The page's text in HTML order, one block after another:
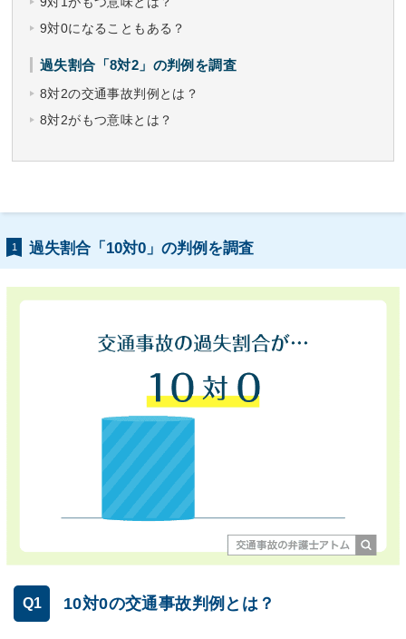
9対0になることもある？
過失割合「8対2」の判例を調査
8対2の交通事故判例とは？
8対2がもつ意味とは？
1 過失割合「10対0」の判例を調査
Q1 10対0の交通事故判例とは？